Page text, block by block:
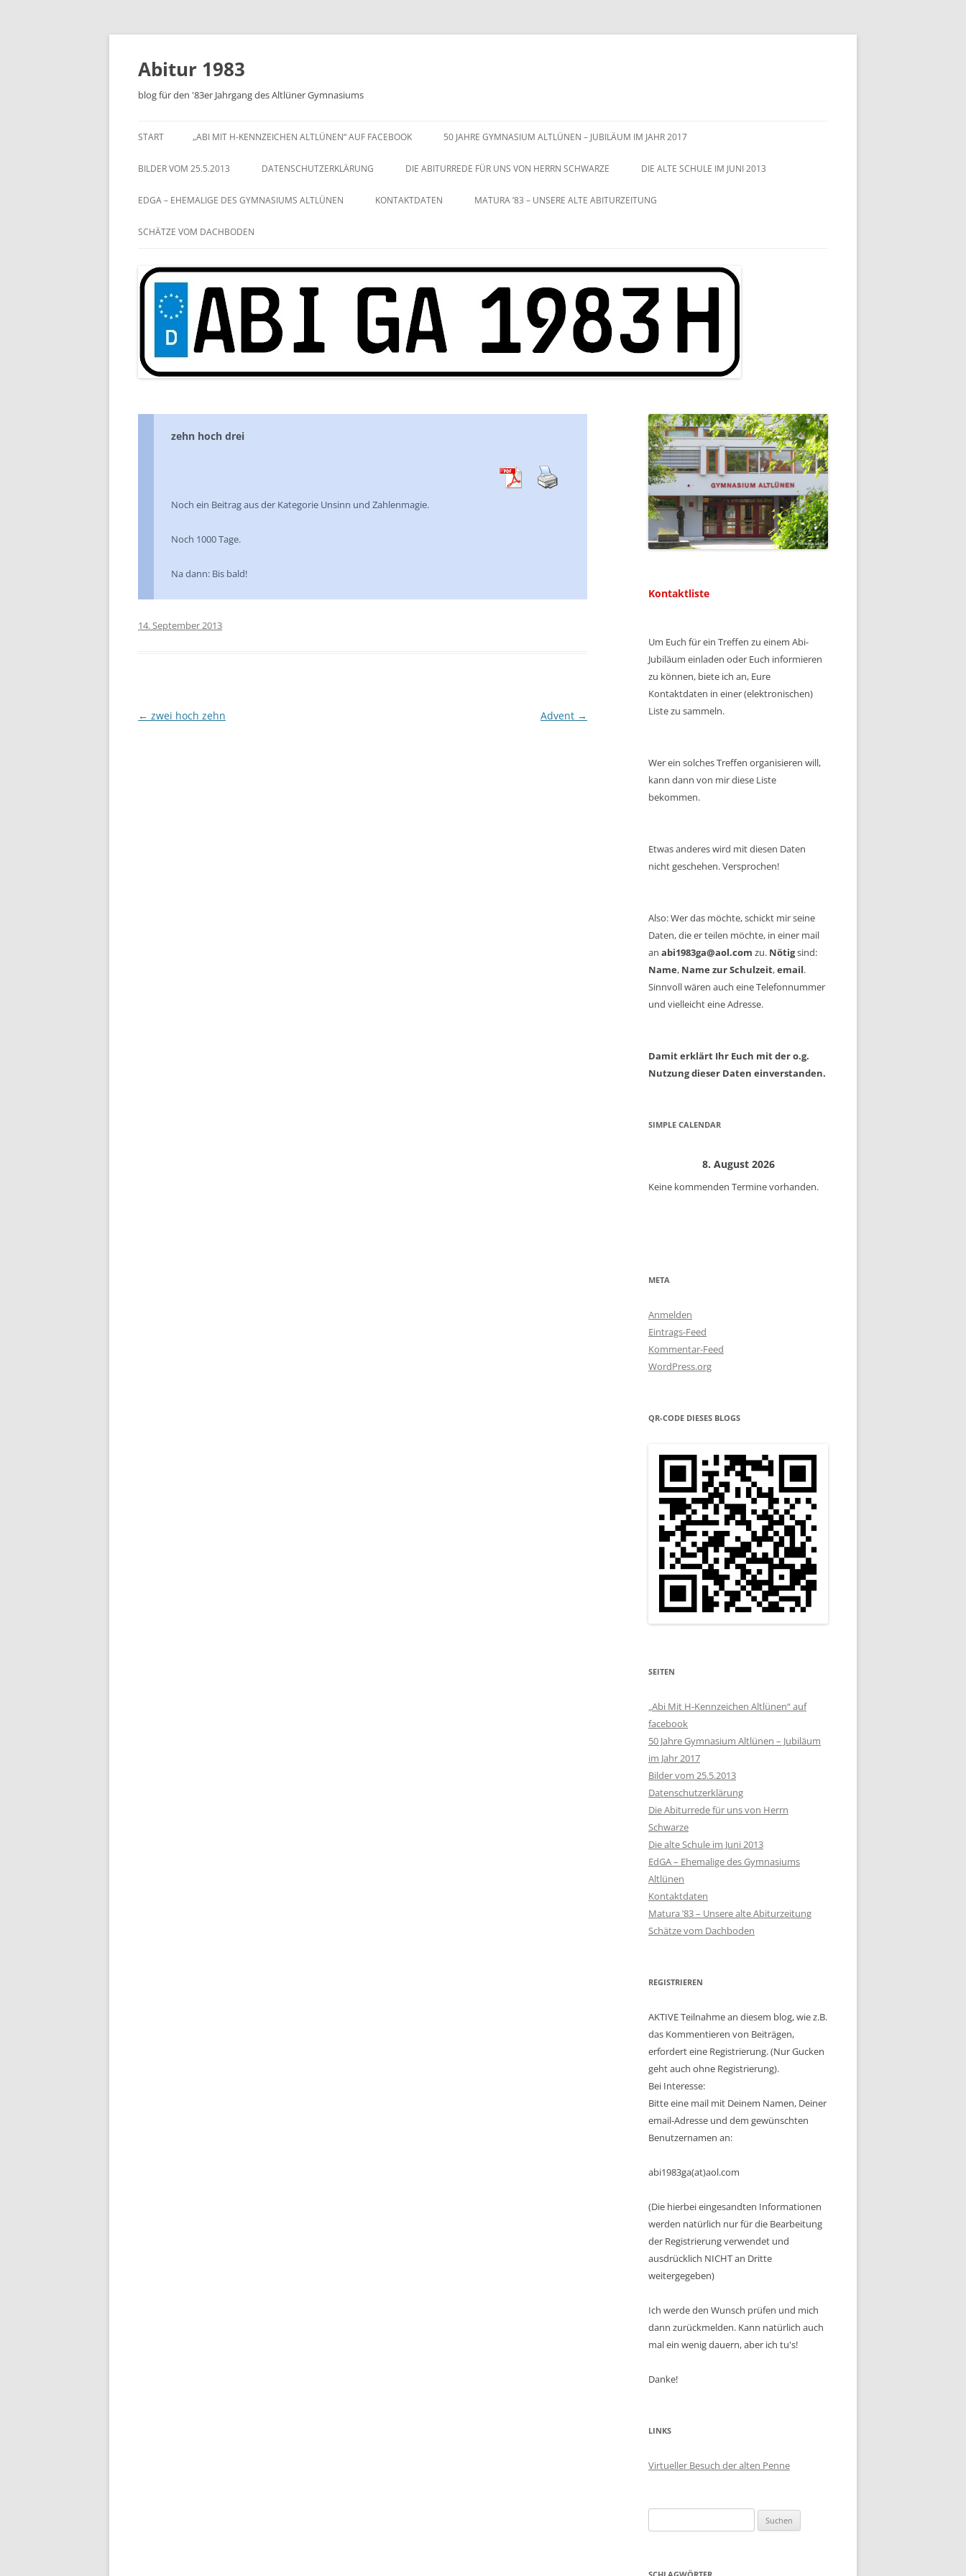
Zum
springen
Abitur 1983
blog für den '83er Jahrgang des Altlüner Gymnasiums
START „ABI MIT H-KENNZEICHEN ALTLÜNEN“ AUF FACEBOOK 50 JAHRE GYMNASIUM ALTLÜNEN – JUBILÄUM IM JAHR 2017
BILDER VOM 25.5.2013 DATENSCHUTZERKLÄRUNG DIE ABITURREDE FÜR UNS VON HERRN SCHWARZE DIE ALTE SCHULE IM JUNI 2013
EDGA – EHEMALIGE DES GYMNASIUMS ALTLÜNEN KONTAKTDATEN MATURA ’83 – UNSERE ALTE ABITURZEITUNG
SCHÄTZE VOM DACHBODEN
zehn hoch drei
Noch ein Beitrag aus der Kategorie Unsinn und Zahlenmagie.
Noch 1000 Tage.
Na dann: Bis bald!
14. September 2013
Beitragsnavigation
← zwei hoch zehn Advent →
Kontaktliste
Um Euch für ein Treffen zu einem Abi-
Jubiläum einladen oder Euch informieren
zu können, biete ich an, Eure
Kontaktdaten in einer (elektronischen)
Liste zu sammeln.
Wer ein solches Treffen organisieren will,
kann dann von mir diese Liste
bekommen.
Etwas anderes wird mit diesen Daten
nicht geschehen. Versprochen!
Also: Wer das möchte, schickt mir seine
Daten, die er teilen möchte, in einer mail
an abi1983ga@aol.com zu. Nötigsind:
Name, Name zur Schulzeit,email.
Sinnvoll wären auch eine Telefonnummer
und vielleicht eine Adresse.
Damit erklärt Ihr Euch mit der o.g.
Nutzung dieser Daten einverstanden.
SIMPLE CALENDAR
8. August 2026
Keine kommenden Termine vorhanden.
META
Anmelden
Eintrags-Feed
Kommentar-Feed
WordPress.org
QR-CODE DIESES BLOGS
SEITEN
„Abi Mit H-Kennzeichen Altlünen“ auf
facebook
50 Jahre Gymnasium Altlünen – Jubiläum
im Jahr 2017
Bilder vom 25.5.2013
Datenschutzerklärung
Die Abiturrede für uns von Herrn
Schwarze
Die alte Schule im Juni 2013
EdGA – Ehemalige des Gymnasiums
Altlünen
Kontaktdaten
Matura ’83 – Unsere alte Abiturzeitung
Schätze vom Dachboden
REGISTRIEREN
AKTIVE Teilnahme an diesem blog, wie z.B.
das Kommentieren von Beiträgen,
erfordert eine Registrierung. (Nur Gucken
geht auch ohne Registrierung).
Bei Interesse:
Bitte eine mail mit Deinem Namen, Deiner
email-Adresse und dem gewünschten
Benutzernamen an:
abi1983ga(at)aol.com
(Die hierbei eingesandten Informationen
werden natürlich nur für die Bearbeitung
der Registrierung verwendet und
ausdrücklich NICHT an Dritte
weitergegeben)
Ich werde den Wunsch prüfen und mich
dann zurückmelden. Kann natürlich auch
mal ein wenig dauern, aber ich tu's!
Danke!
LINKS
Virtueller Besuch der alten Penne
nach: